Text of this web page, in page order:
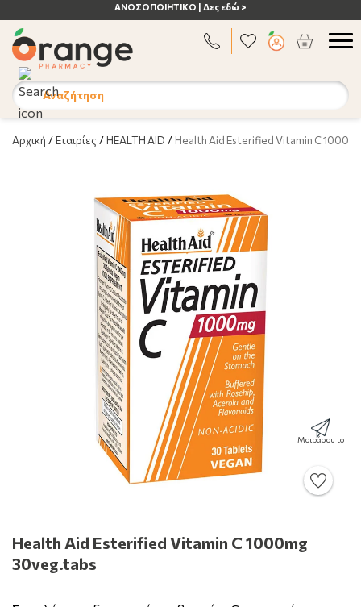
ΑΝΟΣΟΠΟΙΗΤΙΚΟ | Δες εδώ >
Αναζήτηση
Αρχική /Εταιρίες /HEALTH AID / Health Aid Esterified Vitamin C
Μοιράσου το
Health Aid Esterified Vitamin C 1000mg
30veg.tabs